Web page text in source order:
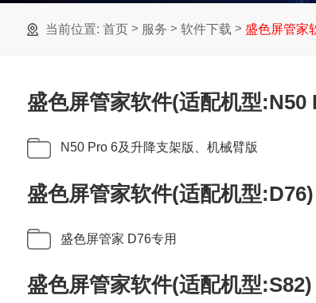
当前位置: 首页> 服务 > 软件下载 > 盛色屏管家
盛色屏管家软件(适配机型
N50 Pro 6及升降支架版、机械臂版
盛色屏管家软件(适配机型:D76)
盛色屏管家 D76专用
盛色屏管家软件(适配机型:S82)